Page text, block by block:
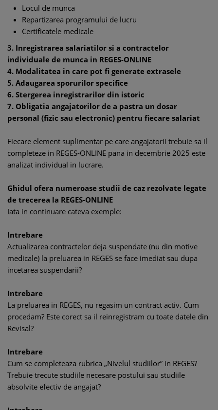
Locul de munca
Repartizarea programului de lucru
Certificatele medicale
3. Inregistrarea salariatilor si a contractelor
individuale de munca in REGES-ONLINE
4. Modalitatea in care pot fi generate extrasele
5. Adaugarea sporurilor specifice
6. Stergerea inregistrarilor din istoric
7. Obligatia angajatorilor de a pastra un dosar
personal (fizic sau electronic) pentru fiecare salariat
Fiecare element suplimentar pe care angajatorii trebuie sa il
completeze in REGES-ONLINE pana in decembrie 2025 este
analizat individual in lucrare.
Ghidul ofera numeroase studii de caz rezolvate legate
de trecerea la REGES-ONLINE
Iata in continuare cateva exemple:
Intrebare
Actualizarea contractelor deja suspendate (nu din motive
medicale) la preluarea in REGES se face imediat sau dupa
incetarea suspendarii?
Intrebare
La preluarea in REGES, nu regasim un contract activ. Cum
procedam? Este corect sa il reinregistram cu toate datele din
Revisal?
Intrebare
Cum se completeaza rubrica „Nivelul studiilor” in REGES?
Trebuie trecute studiile necesare postului sau studiile
absolvite efectiv de angajat?